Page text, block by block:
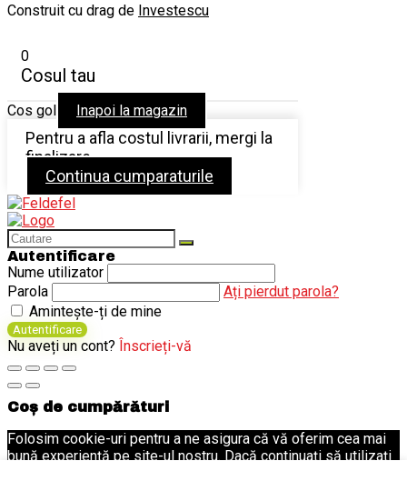
Construit cu drag de Investescu
0
Cosul tau
Cos gol Inapoi la magazin
Pentru a afla costul livrarii, mergi la
finalizare
Continua cumparaturile
Autentificare
Nume utilizator
Parola
Ați pierdut parola?
Amintește-ți de mine
Autentificare
Nu aveți un cont? Înscrieți-vă
Coș de cumpărături
Folosim cookie-uri pentru a ne asigura că vă oferim cea mai
bună experiență pe site-ul nostru. Dacă continuați să utilizați